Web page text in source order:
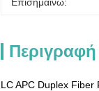
LC APC Duplex Fiber